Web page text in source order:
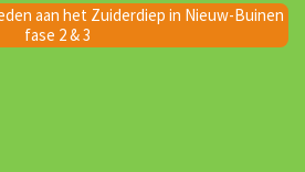
aan het Zuiderdiep in Nieuw-Buinen
fase 2 & 3